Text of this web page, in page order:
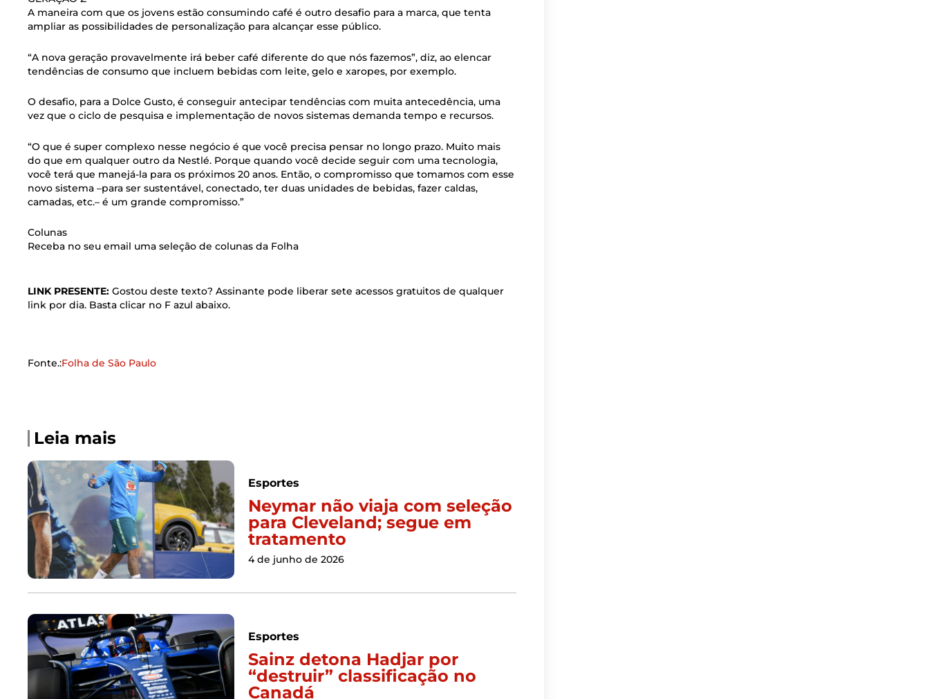
A maneira com que os jovens estão consumindo café é outro desafio para a marca, que tenta
ampliar as possibilidades de personalização para alcançar esse público.
“A nova geração provavelmente irá beber café diferente do que nós fazemos”, diz, ao elencar
tendências de consumo que incluem bebidas com leite, gelo e xaropes, por exemplo.
O desafio, para a Dolce Gusto, é conseguir antecipar tendências com muita antecedência, uma
vez que o ciclo de pesquisa e implementação de novos sistemas demanda tempo e recursos.
“O que é super complexo nesse negócio é que você precisa pensar no longo prazo. Muito mais
do que em qualquer outro da Nestlé. Porque quando você decide seguir com uma tecnologia,
você terá que manejá-la para os próximos 20 anos. Então, o compromisso que tomamos com esse
novo sistema –para ser sustentável, conectado, ter duas unidades de bebidas, fazer caldas,
camadas, etc.– é um grande compromisso.”
Colunas
Receba no seu email uma seleção de colunas da Folha
LINK PRESENTE: Gostou deste texto? Assinante pode liberar sete acessos gratuitos de qualquer
link por dia. Basta clicar no F azul abaixo.
Fonte.:Folha de São Paulo
Leia mais
Esportes
Neymar não viaja com seleção
para Cleveland; segue em
tratamento
4 de junho de 2026
Esportes
Sainz detona Hadjar por
“destruir” classificação no
Canadá